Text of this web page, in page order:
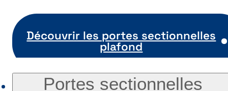
Découvrir les portes sectionnelles
plafond
Portes sectionnelles